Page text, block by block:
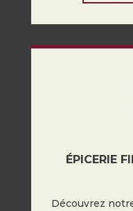
ÉPICERIE
Découvrez